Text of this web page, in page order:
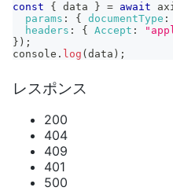
const
{ data } = await
params : { documentType :
headers : { Accept :
} ) ;
console . log ( data ) ;
レスポンス
200
404
409
401
500